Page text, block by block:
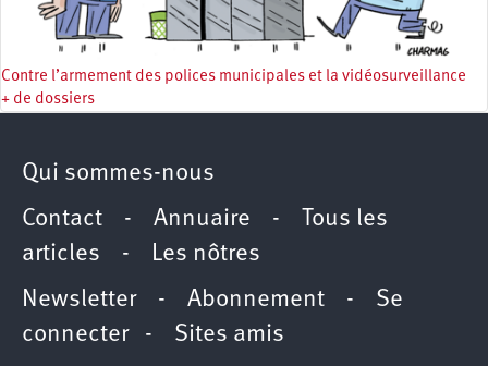
Contre l’armement des polices municipales et la vidéosurveillance
+ de dossiers
Qui sommes-nous
Contact - Annuaire -
Tous les
articles - Les nôtres
Newsletter- Abonnement - Se
connecter- Sites amis